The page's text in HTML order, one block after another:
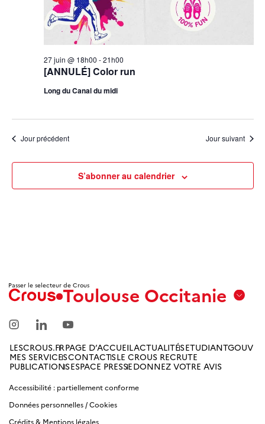
[ANNULÉ] Color run
27 juin @ 18h00 -21h00
Long du Canal du midi
Jour précédent Jour suivant
S’abonner au calendrier
Passer le selecteur de CrousToulouse Occitanie
Marseille
Amiens
Antilles
LESCROUS.FRPAGE D’ACCUEILACTUALITÉSETUDIANTGOUV
MES SERVICESCONTACTSLE CROUS RECRUTE
PUBLICATIONSESPACE PRESSEDONNEZ VOTRE AVIS
Accessibilité : partiellement conforme
Données personnelles / Cookies
Crédits & Mentions légales